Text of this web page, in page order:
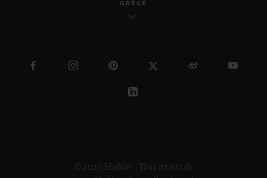
GRÈCE
© 2026 Hublot - Tous droits de